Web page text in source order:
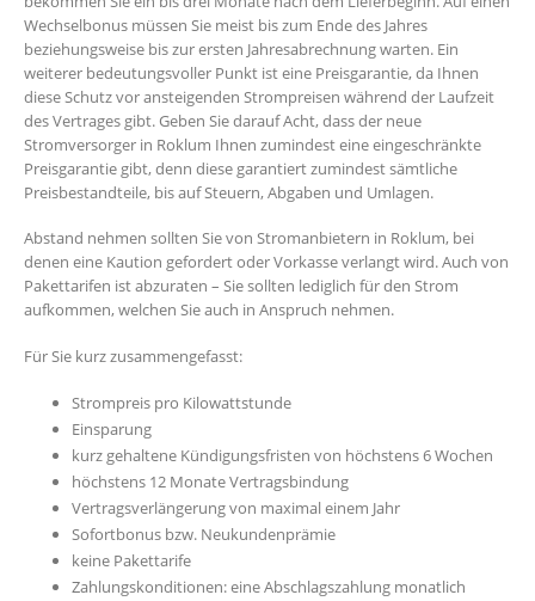
Wechselbonus müssen Sie meist bis zum Ende des Jahres
beziehungsweise bis zur ersten Jahresabrechnung warten. Ein
weiterer bedeutungsvoller Punkt ist eine Preisgarantie, da Ihnen
diese Schutz vor ansteigenden Strompreisen während der Laufzeit
des Vertrages gibt. Geben Sie darauf Acht, dass der neue
Stromversorger in Roklum Ihnen zumindest eine eingeschränkte
Preisgarantie gibt, denn diese garantiert zumindest sämtliche
Preisbestandteile, bis auf Steuern, Abgaben und Umlagen.
Abstand nehmen sollten Sie von Stromanbietern in Roklum, bei
denen eine Kaution gefordert oder Vorkasse verlangt wird. Auch von
Pakettarifen ist abzuraten – Sie sollten lediglich für den Strom
aufkommen, welchen Sie auch in Anspruch nehmen.
Für Sie kurz zusammengefasst:
Strompreis pro Kilowattstunde
Einsparung
kurz gehaltene Kündigungsfristen von höchstens 6 Wochen
höchstens 12 Monate Vertragsbindung
Vertragsverlängerung von maximal einem Jahr
Sofortbonus bzw. Neukundenprämie
keine Pakettarife
Zahlungskonditionen: eine Abschlagszahlung monatlich